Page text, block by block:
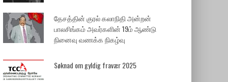
தேசத்தின் குரல் கலாநிதி அன்றன்
பாலசிங்கம் அவர்களின் 19ம் ஆண்டு
நினைவு வணக்க நிகழ்வு
Søknad om gyldig fravær 2025